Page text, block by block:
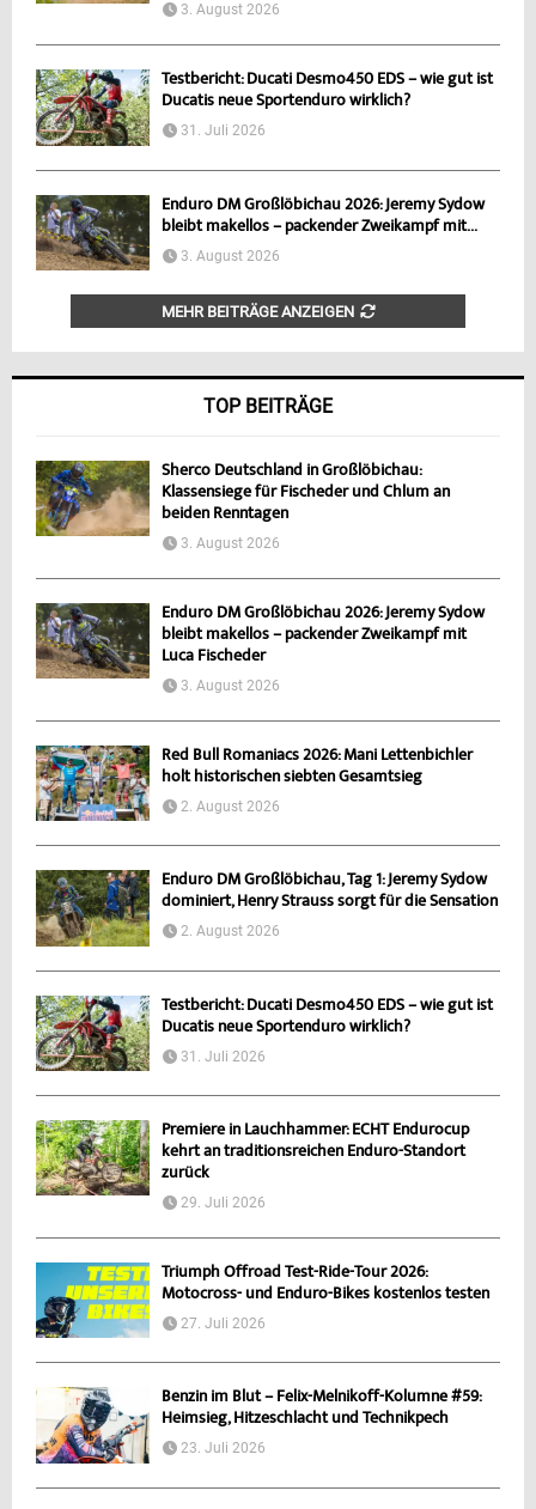
3. August 2026
Testbericht: Ducati Desmo450 EDS – wie gut ist
Ducatis neue Sportenduro wirklich?
31. Juli 2026
Enduro DM Großlöbichau 2026: Jeremy Sydow
bleibt makellos – packender Zweikampf mit...
3. August 2026
MEHR BEITRÄGE ANZEIGEN
TOP BEITRÄGE
Sherco Deutschland in Großlöbichau:
Klassensiege für Fischeder und Chlum an
beiden Renntagen
3. August 2026
Enduro DM Großlöbichau 2026: Jeremy Sydow
bleibt makellos – packender Zweikampf mit
Luca Fischeder
3. August 2026
Red Bull Romaniacs 2026: Mani Lettenbichler
holt historischen siebten Gesamtsieg
2. August 2026
Enduro DM Großlöbichau, Tag 1: Jeremy Sydow
dominiert, Henry Strauss sorgt für die Sensation
2. August 2026
Testbericht: Ducati Desmo450 EDS – wie gut ist
Ducatis neue Sportenduro wirklich?
31. Juli 2026
Premiere in Lauchhammer: ECHT Endurocup
kehrt an traditionsreichen Enduro-Standort
zurück
29. Juli 2026
Triumph Offroad Test-Ride-Tour 2026:
Motocross- und Enduro-Bikes kostenlos testen
27. Juli 2026
Benzin im Blut – Felix-Melnikoff-Kolumne #59:
Heimsieg, Hitzeschlacht und Technikpech
23. Juli 2026